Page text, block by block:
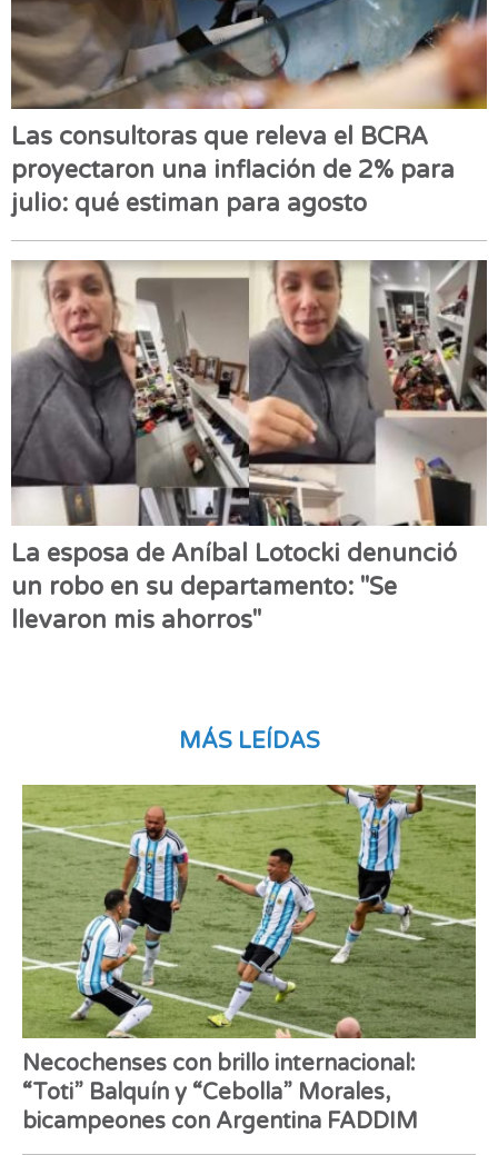
Las consultoras que releva el BCRA
proyectaron una inflación de 2% para
julio: qué estiman para agosto
La esposa de Aníbal Lotocki denunció
un robo en su departamento: "Se
llevaron mis ahorros"
MÁS LEÍDAS
Necochenses con brillo internacional:
“Toti” Balquín y “Cebolla” Morales,
bicampeones con Argentina FADDIM